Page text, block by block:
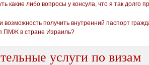
какие либо вопросы у консула, что я так долго
возможность получить внутренний паспорт
ПМЖ в стране Израиль?
услуги по визам